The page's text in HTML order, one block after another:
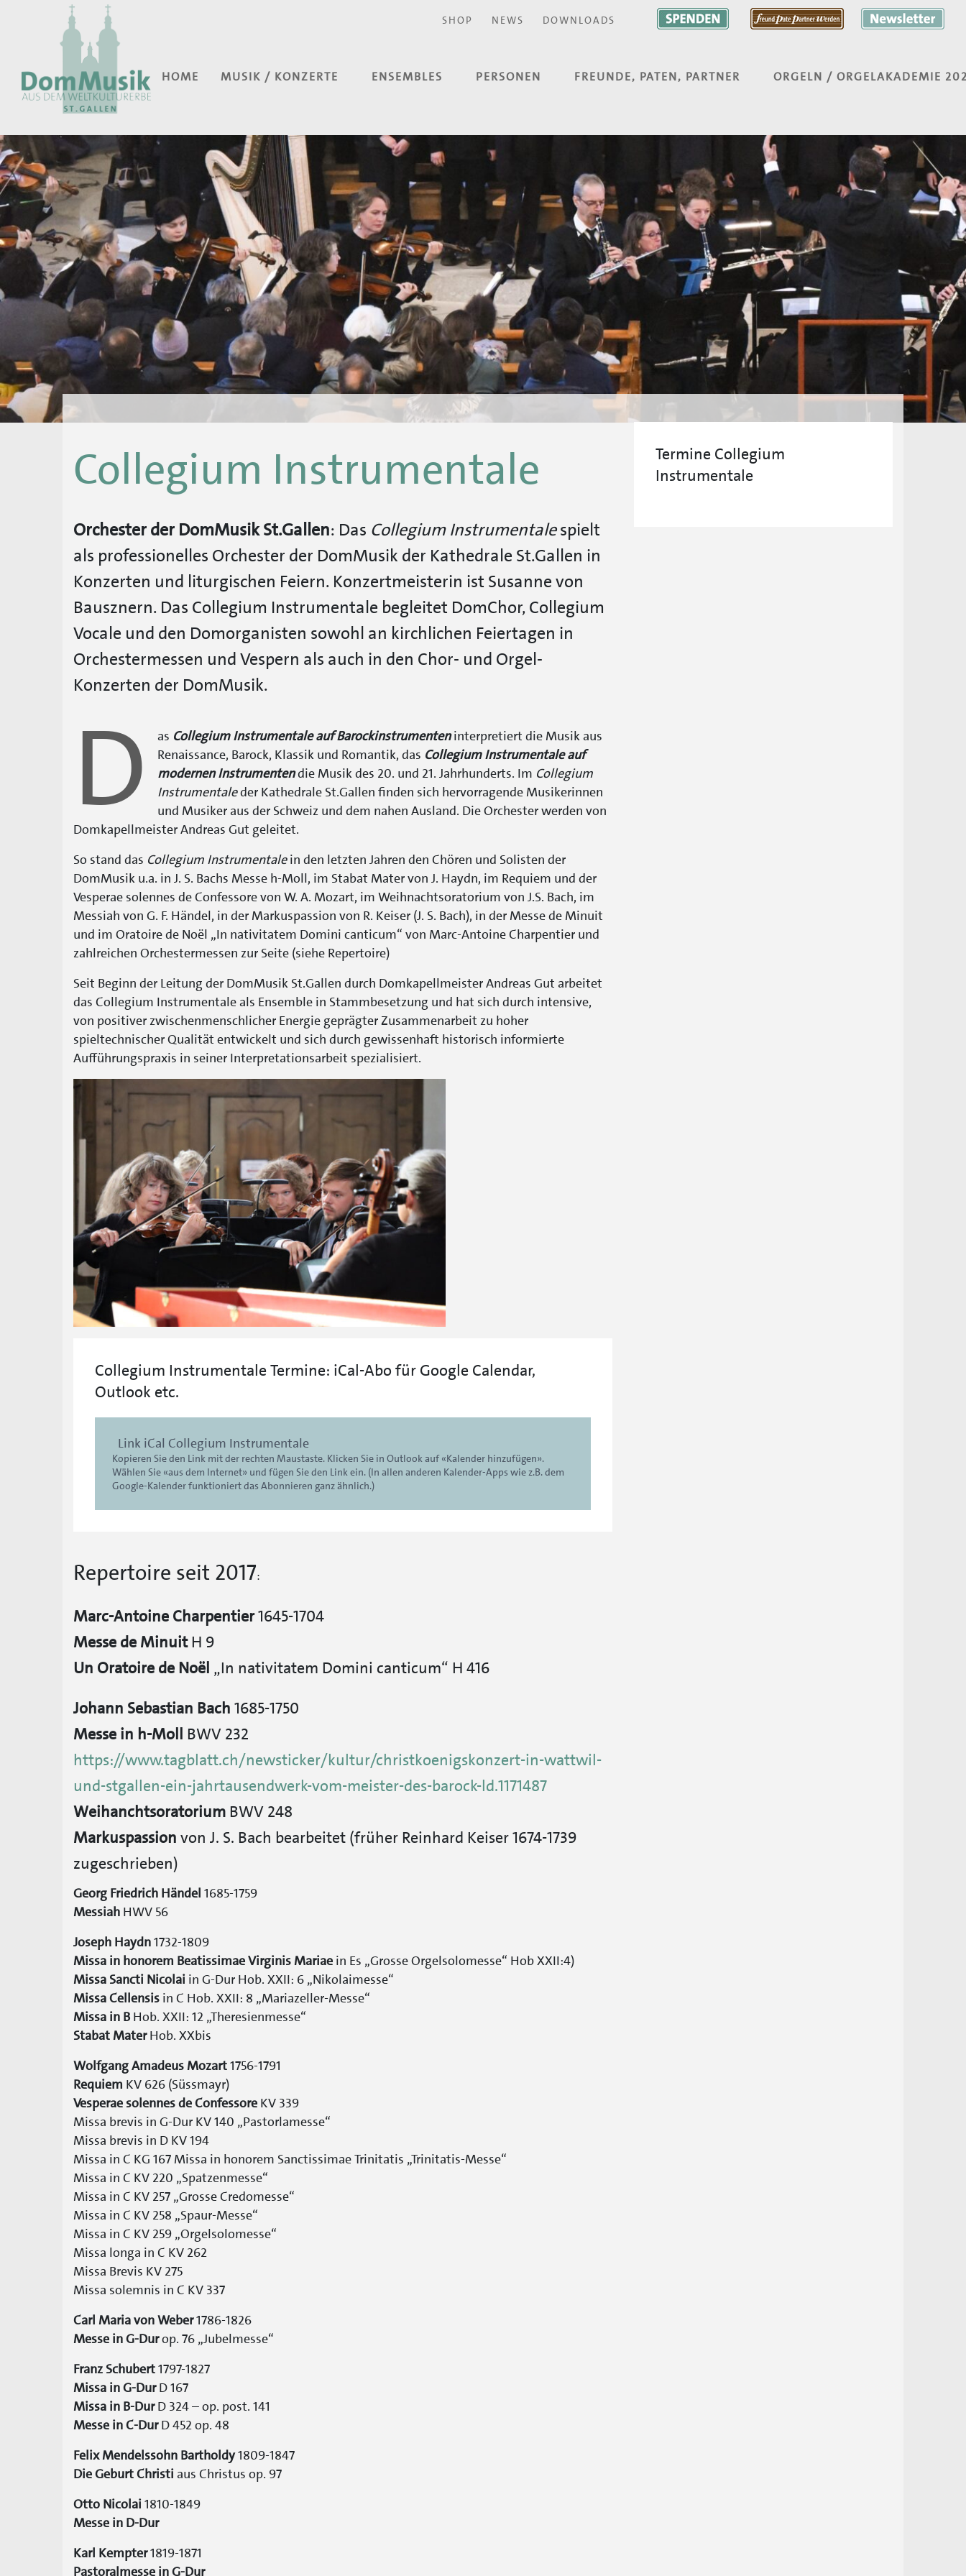
SHOP NEWS DOWNLOADS
HOME MUSIK / KONZERTE ENSEMBLES PERSONEN FREUNDE, PATEN, PARTNER ORGELN / ORGELAKADEMIE
Collegium Instrumentale
Orchester der DomMusik St.Gallen: Das Collegium Instrumentalespielt
als professionelles Orchester der DomMusik der Kathedrale St.Gallen in
Konzerten und liturgischen Feiern. Konzertmeisterin ist Susanne von
Bausznern. Das Collegium Instrumentale begleitet DomChor, Collegium
Vocale und den Domorganisten sowohl an kirchlichen Feiertagen in
Orchestermessen und Vespern als auch in den Chor- und Orgel-
Konzerten der DomMusik.
D as Collegium Instrumentale auf Barockinstrumenteninterpretiert die Musik aus
Renaissance, Barock, Klassik und Romantik, das Collegium Instrumentale auf
modernen Instrumentendie Musik des 20. und 21. Jahrhunderts. Im Collegium
Instrumentaleder Kathedrale St.Gallen finden sich hervorragende Musikerinnen
und Musiker aus der Schweiz und dem nahen Ausland. Die Orchester werden von
Domkapellmeister Andreas Gut geleitet.
So stand das Collegium Instrumentalein den letzten Jahren den Chören und Solisten der
DomMusik u.a. in J. S. Bachs Messe h-Moll, im Stabat Mater von J. Haydn, im Requiem und der
Vesperae solennes de Confessore von W. A. Mozart, im Weihnachtsoratorium von J.S. Bach, im
Messiah von G. F. Händel, in der Markuspassion von R. Keiser (J. S. Bach), in der Messe de Minuit
und im Oratoire de Noël „In nativitatem Domini canticum“ von Marc-Antoine Charpentier und
zahlreichen Orchestermessen zur Seite (siehe Repertoire)
Seit Beginn der Leitung der DomMusik St.Gallen durch Domkapellmeister Andreas Gut arbeitet
das Collegium Instrumentale als Ensemble in Stammbesetzung und hat sich durch intensive,
von positiver zwischenmenschlicher Energie geprägter Zusammenarbeit zu hoher
spieltechnischer Qualität entwickelt und sich durch gewissenhaft historisch informierte
Aufführungspraxis in seiner Interpretationsarbeit spezialisiert.
Collegium Instrumentale Termine: iCal-Abo für Google Calendar,
Outlook etc.
Link iCal Collegium Instrumentale
Kopieren Sie den Link mit der rechten Maustaste. Klicken Sie in Outlook auf «Kalender hinzufügen».
Wählen Sie «aus dem Internet» und fügen Sie den Link ein. (In allen anderen Kalender-Apps wie z.B. dem
Google-Kalender funktioniert das Abonnieren ganz ähnlich.)
Repertoire seit 2017:
Marc-Antoine Charpentier1645-1704
Messe de MinuitH 9
Un Oratoire de Noël „In nativitatem Domini canticum“ H 416
Johann Sebastian Bach 1685-1750
Messe in h-Moll BWV 232
https://www.tagblatt.ch/newsticker/kultur/christkoenigskonzert-in-wattwil-
und-stgallen-ein-jahrtausendwerk-vom-meister-des-barock-ld.1171487
Weihanchtsoratorium BWV 248
Markuspassion von J. S. Bach bearbeitet (früher Reinhard Keiser 1674-1739
zugeschrieben)
Georg Friedrich Händel 1685-1759
Messiah HWV 56
Joseph Haydn1732-1809
Missa in honorem Beatissimae Virginis Mariae in Es „Grosse Orgelsolomesse“ Hob XXII:4)
Missa Sancti Nicolai in G-Dur Hob. XXII: 6 „Nikolaimesse“
Missa Cellensis in C Hob. XXII: 8 „Mariazeller-Messe“
Missa in B Hob. XXII: 12 „Theresienmesse“
Stabat MaterHob. XXbis
Wolfgang Amadeus Mozart1756-1791
Requiem KV 626 (Süssmayr)
Vesperae solennes de Confessore KV 339
Missa brevis in G-Dur KV 140 „Pastorlamesse“
Missa brevis in D KV 194
Missa in C KG 167 Missa in honorem Sanctissimae Trinitatis „Trinitatis-Messe“
Missa in C KV 220 „Spatzenmesse“
Missa in C KV 257 „Grosse Credomesse“
Missa in C KV 258 „Spaur-Messe“
Missa in C KV 259 „Orgelsolomesse“
Missa longa in C KV 262
Missa Brevis KV 275
Missa solemnis in C KV 337
Carl Maria von Weber1786-1826
Messe in G-Durop. 76 „Jubelmesse“
Franz Schubert1797-1827
Missa in G-DurD 167
Missa in B-DurD 324 – op. post. 141
Messe in C-DurD 452 op. 48
Felix Mendelssohn Bartholdy1809-1847
Die Geburt Christiaus Christus op. 97
Otto Nicolai1810-1849
Messe in D-Dur
Karl Kempter1819-1871
Pastoralmesse in G-Dur
Termine Collegium
Instrumentale